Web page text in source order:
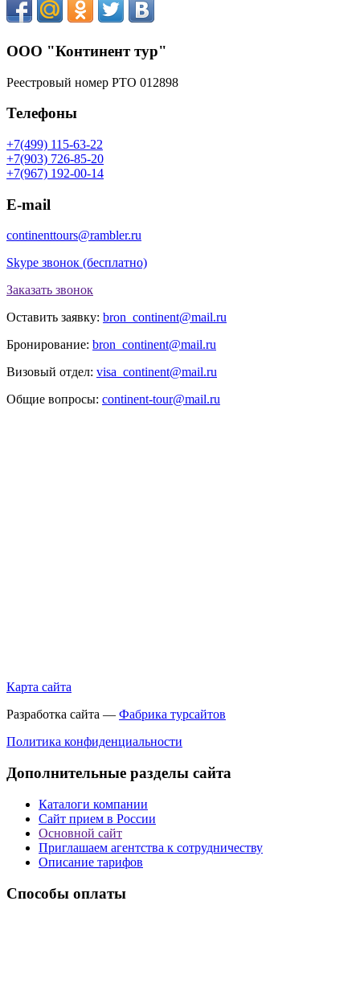
ООО "Континент тур"
Реестровый номер РТО 012898
Телефоны
+7(499) 115-63-22
+7(903) 726-85-20
+7(967) 192-00-14
E-mail
continenttours@rambler.ru
Skype звонок (бесплатно)
Заказать звонок
Оставить заявку: bron_continent@mail.ru
Бронирование: bron_continent@mail.ru
Визовый отдел: visa_continent@mail.ru
Общие вопросы: continent-tour@mail.ru
Карта сайта
Разработка сайта — Фабрика турсайтов
Политика конфиденциальности
Дополнительные разделы сайта
Каталоги компании
Сайт прием в России
Основной сайт
Приглашаем агентства к сотрудничеству
Описание тарифов
Способы оплаты